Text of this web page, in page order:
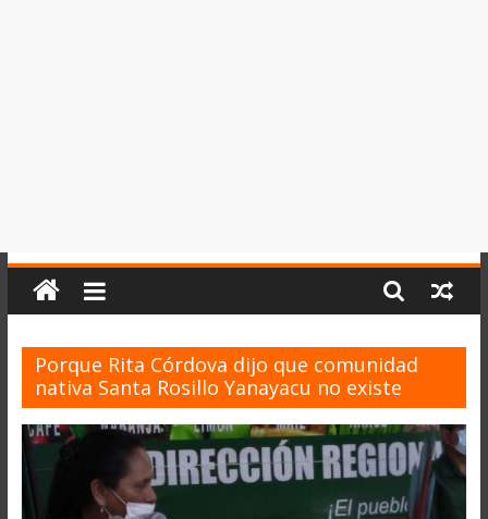
Porque Rita Córdova dijo que comunidad
nativa Santa Rosillo Yanayacu no existe